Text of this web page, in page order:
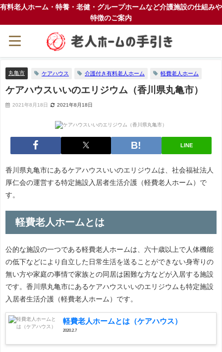
有料老人ホーム・特養・老健・グループホームなど介護施設の仕組みや
特徴のご案内
丸亀市 ケアハウス 介護付き有料老人ホーム 軽費老人ホーム
ケアハウスいいのエリジウム（香川県丸亀市）
2021年8月18日 2021年8月18日
LINE
香川県丸亀市にあるケアハウスいいのエリジウムは、社会福祉法人
厚仁会の運営する特定施設入居者生活介護（軽費老人ホーム）で
す。
軽費老人ホームとは
公的な施設の一つである軽費老人ホームは、六十歳以上で人体機能
の低下などにより自立した日常生活を送ることができない身寄りの
無い方や家庭の事情で家族との同居は困難な方などが入居する施設
です。香川県丸亀市にあるケアハウスいいのエリジウムも特定施設
入居者生活介護（軽費老人ホーム）です。
軽費老人ホームとは（ケアハウス）
2020.2.7